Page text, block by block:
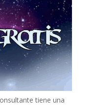
tiene una